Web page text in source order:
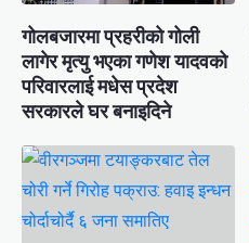
गोलबजारमा प्रहरीको गोली
लागेर मृत्यु भएका गणेश यादवको
परिवारलाई मधेस प्रदेश
सरकारले घर बनाइदिने